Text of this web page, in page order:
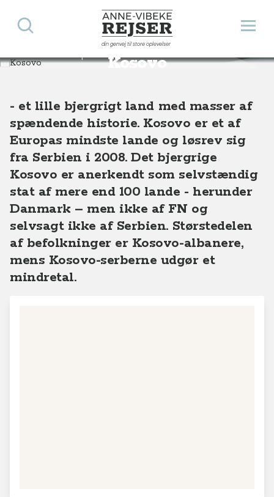
Anne-Vibeke Rejser
din genvej til store oplevelser
Åbn
Søg
Kosovo
Destinationer Europa Kosovo
- et lille bjergrigt land med masser af
spændende historie. Kosovo er et af
Europas mindste lande og løsrev sig
fra Serbien i 2008. Det bjergrige
Kosovo er anerkendt som selvstændig
stat af mere end 100 lande - herunder
Danmark – men ikke af FN og
selvsagt ikke af Serbien. Størstedelen
af befolkninger er Kosovo-albanere,
mens Kosovo-serberne udgør et
mindretal.